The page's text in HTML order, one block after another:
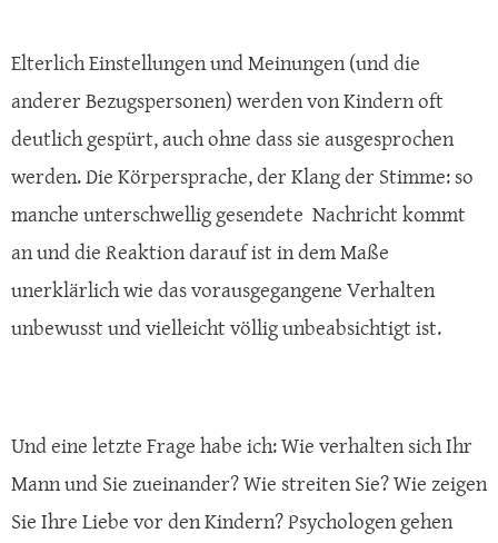
Elterlich Einstellungen und Meinungen (und die
anderer Bezugspersonen) werden von Kindern oft
deutlich gespürt, auch ohne dass sie ausgesprochen
werden. Die Körpersprache, der Klang der Stimme: so
manche unterschwellig gesendete Nachricht kommt
an und die Reaktion darauf ist in dem Maße
unerklärlich wie das vorausgegangene Verhalten
unbewusst und vielleicht völlig unbeabsichtigt ist.
Und eine letzte Frage habe ich: Wie verhalten sich Ihr
Mann und Sie zueinander? Wie streiten Sie? Wie zeigen
Sie Ihre Liebe vor den Kindern? Psychologen gehen